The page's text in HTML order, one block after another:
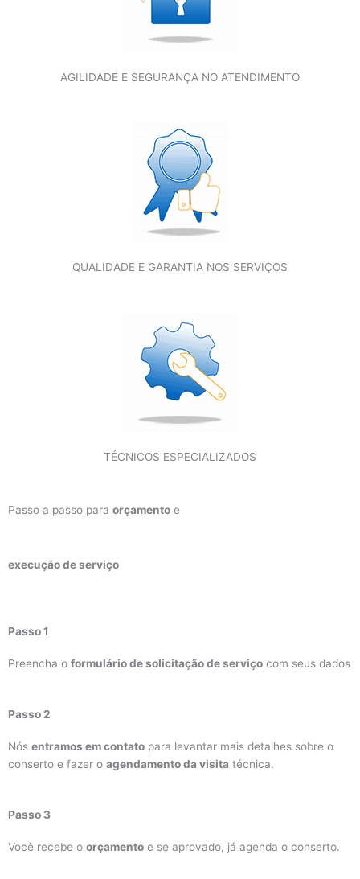
AGILIDADE E SEGURANÇA NO ATENDIMENTO
QUALIDADE E GARANTIA NOS SERVIÇOS
TÉCNICOS ESPECIALIZADOS
Passo a passo para orçamento e
execução de serviço
Passo 1
Preencha o formulário de solicitação de serviço com seus dados
Passo 2
Nós entramos em contato para levantar mais detalhes sobre o
conserto e fazer o agendamento da visita técnica.
Passo 3
Você recebe o orçamento e se aprovado, já agenda o conserto.